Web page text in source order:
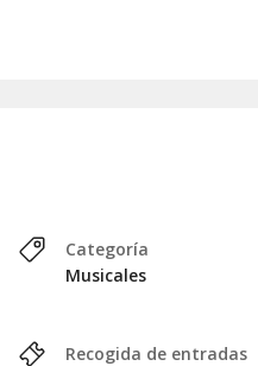
sorpresas, no puedes
Categoría
Musicales
Recogida de entradas